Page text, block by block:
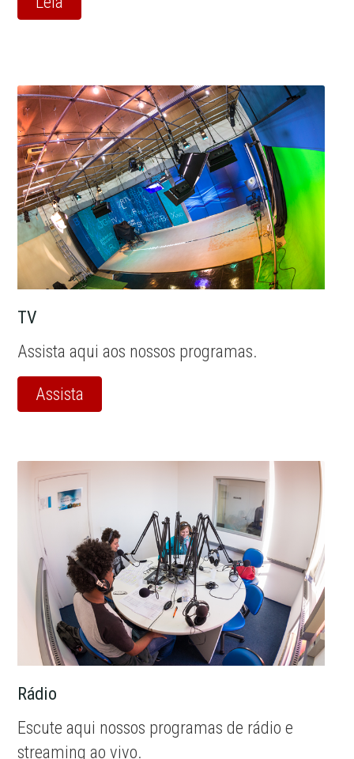
TV
Assista aqui aos nossos programas.
Assista
Rádio
Escute aqui nossos programas de rádio e
streaming ao vivo.